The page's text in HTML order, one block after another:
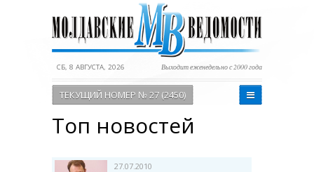
СБ, 8 АВГУСТА, 2026 Выходит еженедельно с 2000 года
ТЕКУЩИЙ НОМЕР № 27 (2450)
Топ новостей
27.07.2010